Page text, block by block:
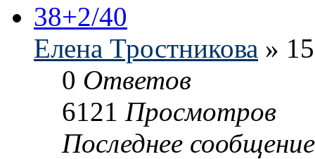
38+2/40
Елена Тростникова »
0 Ответов
6121 Просмотров
Последнее